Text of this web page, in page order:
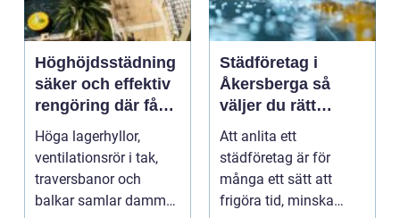
Höghöjdsstädning
säker och effektiv
rengöring där få
kommer åt
Höga lagerhyllor,
ventilationsrör i tak,
traversbanor och
balkar samlar damm
Städföretag i
Åkersberga så
väljer du rätt
partner för hem
och företag
Att anlita ett
städföretag är för
många ett sätt att
frigöra tid, minska